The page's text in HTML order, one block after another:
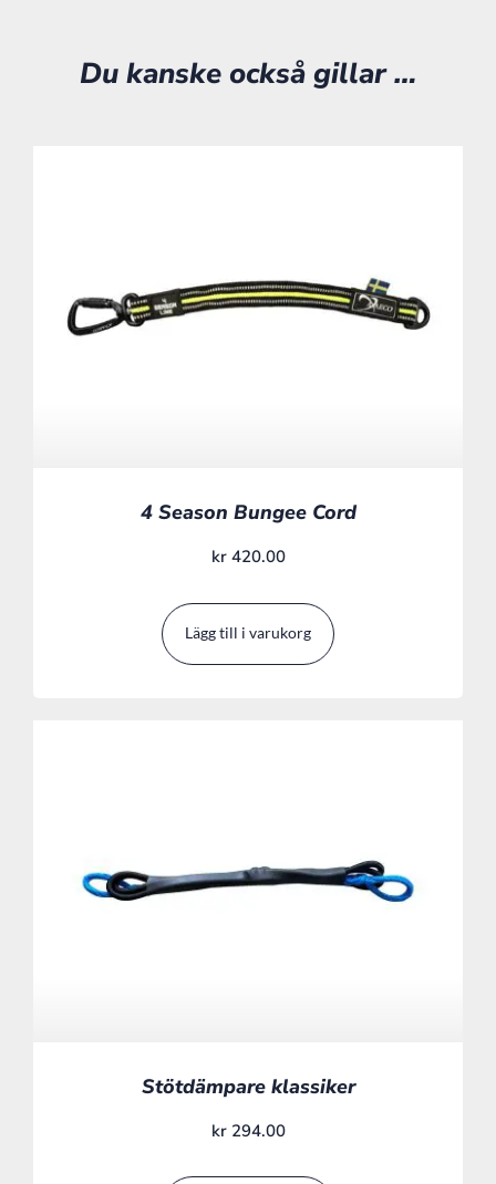
Du kanske också gillar …
4 Season Bungee Cord
kr420.00
Lägg till i varukorg
Stötdämpare klassiker
kr294.00